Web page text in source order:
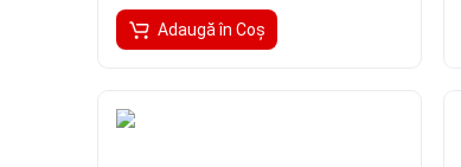
Adaugă în Coş